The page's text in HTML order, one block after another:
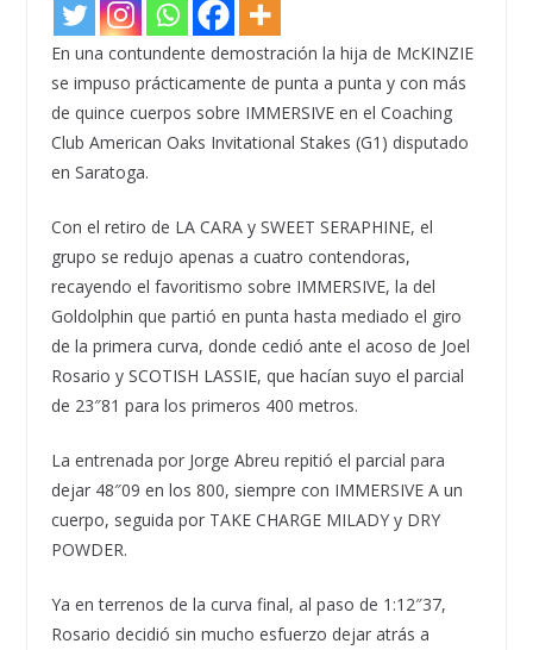
En una contundente demostración la hija de McKINZIE
se impuso prácticamente de punta a punta y con más
de quince cuerpos sobre IMMERSIVE en el Coaching
Club American Oaks Invitational Stakes (G1) disputado
en Saratoga.
Con el retiro de LA CARA y SWEET SERAPHINE, el
grupo se redujo apenas a cuatro contendoras,
recayendo el favoritismo sobre IMMERSIVE, la del
Goldolphin que partió en punta hasta mediado el giro
de la primera curva, donde cedió ante el acoso de Joel
Rosario y SCOTISH LASSIE, que hacían suyo el parcial
de 23″81 para los primeros 400 metros.
La entrenada por Jorge Abreu repitió el parcial para
dejar 48″09 en los 800, siempre con IMMERSIVE A un
cuerpo, seguida por TAKE CHARGE MILADY y DRY
POWDER.
Ya en terrenos de la curva final, al paso de 1:12″37,
Rosario decidió sin mucho esfuerzo dejar atrás a